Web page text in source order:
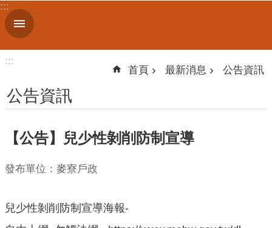
跳到主要內容區塊
進
階
關
介
民
服
:::
:::
首頁 最新消息 公告資訊
公告資訊
【公告】兒少性剝削防制宣導
發布單位：麥寮戶政
兒少性剝削防制宣導海報-